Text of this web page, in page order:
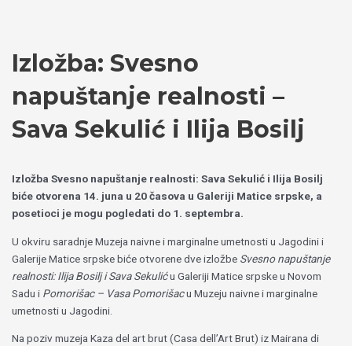
Izložba: Svesno
napuštanje realnosti –
Sava Sekulić i Ilija Bosilj
Izložba Svesno napuštanje realnosti: Sava Sekulić i Ilija Bosilj
biće otvorena 14. juna u 20 časova u Galeriji Matice srpske, a
posetioci je mogu pogledati do 1. septembra.
U okviru saradnje Muzeja naivne i marginalne umetnosti u Jagodini i
Galerije Matice srpske biće otvorene dve izložbe Svesno napuštanje
realnosti: Ilija Bosilj i Sava Sekuliću Galeriji Matice srpske u Novom
Sadu i Pomorišac – Vasa Pomorišacu Muzeju naivne i marginalne
umetnosti u Jagodini.
Na poziv muzeja Kaza del art brut (Casa dell’Art Brut) iz Mairana di